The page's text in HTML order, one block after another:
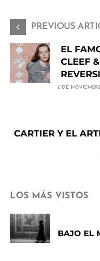
PREVIOUS
EL
CLEEF
6 DE
CARTIER Y EL
LOS MÁS VISTOS
BAJO EL